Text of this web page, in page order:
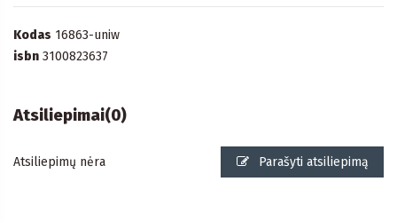
Kodas 16863-uniw
isbn 3100823637
Atsiliepimai(0)
Atsiliepimų nėra Parašyti atsiliepimą